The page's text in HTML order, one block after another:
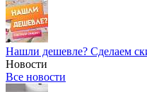
Нашли дешевле? Сделаем
Новости
Все новости